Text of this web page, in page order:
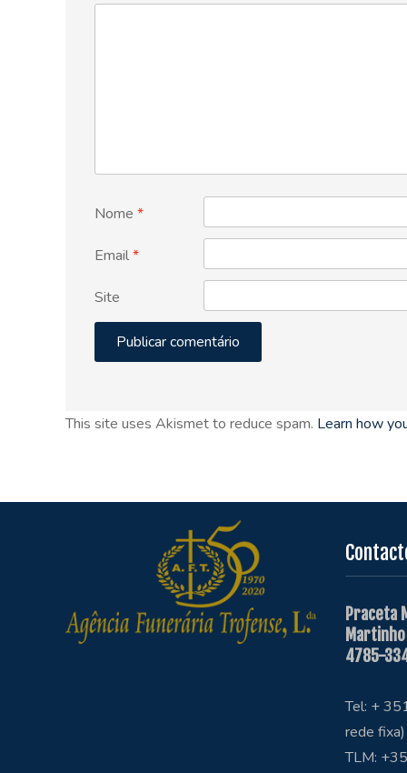
Nome *
Email*
Site
This site uses Akismet to reduce spam. Learn how
Praceta
4785-334
Tel: +
rede fixa)
TLM: